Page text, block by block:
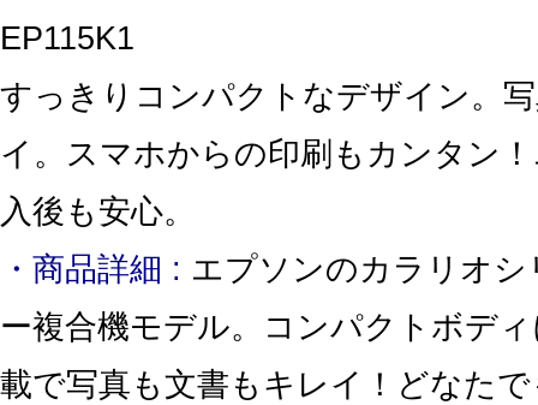
EP115K1
すっきりコンパクトなデザイン。
イ。スマホからの印刷もカンタン
入後も安心。
・商品詳細 : エプソンのカラリオシ
ー複合機モデル。コンパクトボデ
載で写真も文書もキレイ！どなた